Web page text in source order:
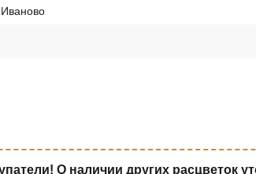
О наличии других расцветок